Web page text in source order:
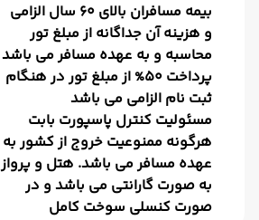
بیمه مسافران بالای 60 سال الزامی
و هزینه آن جداگانه از مبلغ تور
محاسبه و به عهده مسافر می باشد
پرداخت 50% از مبلغ تور در هنگام
ثبت نام الزامی می باشد
مسئولیت کنترل پاسپورت بابت
هرگونه ممنوعیت خروج از کشور به
عهده مسافر می باشد. هتل و پرواز
به صورت گارانتی می باشد و در
صورت کنسلی سوخت کامل